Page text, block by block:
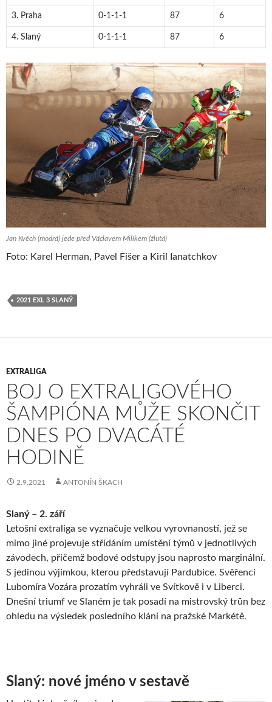
3. Praha 0-1-1-1 87 6
4. Slaný 0-1-1-1 87 6
Jan Kvěch (modrá) jede před Václavem Milíkem (žlutá)
Foto: Karel Herman, Pavel Fišer a Kiril Ianatchkov
2021 EXL 3 SLANÝ
EXTRALIGA
BOJ O EXTRALIGOVÉHO
ŠAMPIÓNA MŮŽE SKONČIT
DNES PO DVACÁTÉ
HODINĚ
2.9.2021 ANTONÍN ŠKACH
Slaný – 2. září
Letošní extraliga se vyznačuje velkou vyrovnaností, jež se
mimo jiné projevuje střídáním umístění týmů v jednotlivých
závodech, přičemž bodové odstupy jsou naprosto marginální.
S jedinou výjimkou, kterou představují Pardubice. Svěřenci
Lubomíra Vozára prozatím vyhráli ve Svítkově i v Liberci.
Dnešní triumf ve Slaném je tak posadí na mistrovský trůn bez
ohledu na výsledek posledního klání na pražské Markétě.
Slaný: nové jméno v sestavě